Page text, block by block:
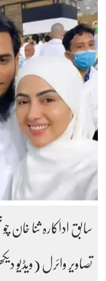
سابق اداکارہ ثنا خان
تصاویر وائرل (ویڈیو